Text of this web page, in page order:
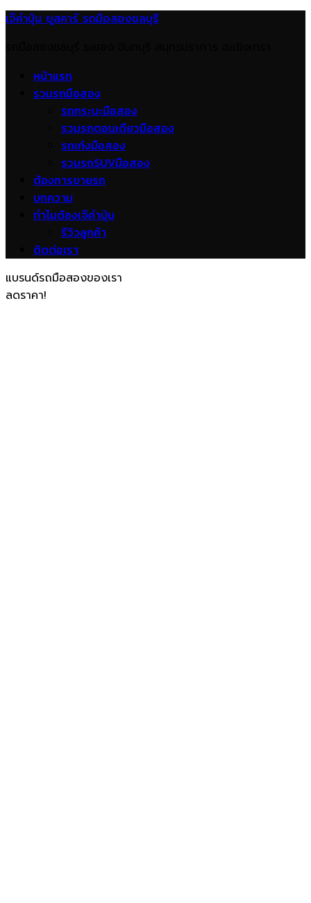
เจ๊คำปุ่น ยูสคาร์ รถมือสองชลบุรี
หน้าแรก
รวมรถมือสอง
รถกระบะมือสอง
รวมรถตอนเดียวมือสอง
รถเก๋งมือสอง
รวมรถSUVมือสอง
ต้องการขายรถ
บทความ
ทำไมต้องเจ๊คำปุ่น
รีวิวลูกค้า
ติดต่อเรา
แบรนด์รถมือสองของเรา
ลดราคา!